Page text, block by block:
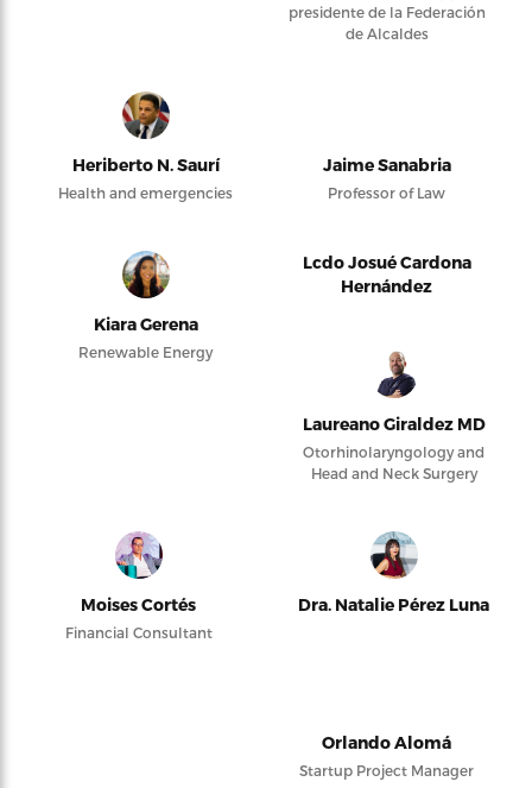
presidente de la Federación
de Alcaldes
Heriberto N. Saurí
Health and emergencies
Jaime Sanabria
Professor of Law
Kiara Gerena
Renewable Energy
Lcdo Josué Cardona
Hernández
Laureano Giraldez MD
Otorhinolaryngology and
Head and Neck Surgery
Moises Cortés
Financial Consultant
Dra. Natalie Pérez Luna
Orlando Alomá
Startup Project Manager